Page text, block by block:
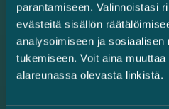
parantamiseen. Valinnoistasi
evästeitä sisällön
analysoimiseen ja sosiaalisen
tukemiseen. Voit aina
alareunassa olevasta linkistä.